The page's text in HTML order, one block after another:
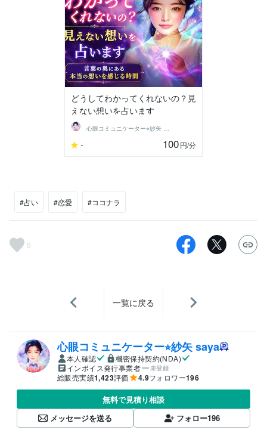
どうしてわかってくれないの？見
えない想いを占います
心眼コミュニケーター⭐︎紗矢 saya
- 100円/分
#占い #恋愛 #ココナラ
5
一覧に戻る
心眼コミュニケーター⭐︎紗矢 saya
本人確認
機密保持契約(NDA)
インボイス発行事業者
未登録
総販売実績1,423評価 4.9フォロワー196
無料で見積り相談
メッセージを送る
フォロー196